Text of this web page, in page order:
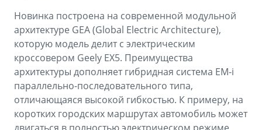
Новинка построена на современной модульной
архитектуре GEA (Global Electric Architecture),
которую модель делит с электрическим
кроссовером Geely EX5. Преимущества
архитектуры дополняет гибридная система EM-i
параллельно-последовательного типа,
отличающаяся высокой гибкостью. К примеру, на
коротких городских маршрутах автомобиль может